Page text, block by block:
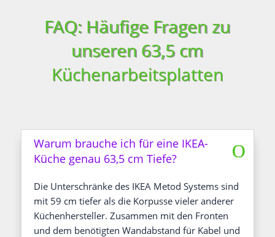
FAQ: Häufige Fragen zu
unseren 63,5 cm
Küchenarbeitsplatten
Warum brauche ich für eine IKEA-
Küche genau 63,5 cm Tiefe?
Die Unter­schrän­ke des IKEA Metod Sys­tems sind
mit 59 cm tie­fer als die Kor­pus­se vie­ler ande­rer
Küchen­her­stel­ler. Zusam­men mit den Fron­ten
und dem benö­tig­ten Wand­ab­stand für Kabel und